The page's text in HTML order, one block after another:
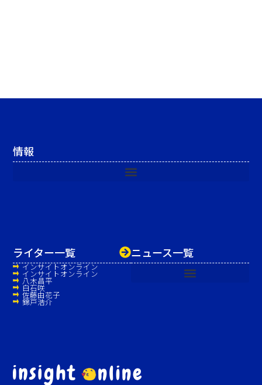
ニュース一覧
ライター一覧
インサイトオンライン
インサイトオンライン
八木昌平
白石咲
佐藤由花子
錦戸浩介
情報